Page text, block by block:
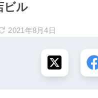
ビル
2021年8月4日